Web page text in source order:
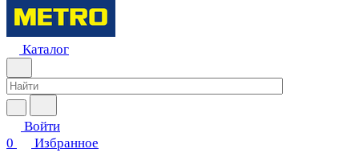
Каталог
Войти
0
Избранное